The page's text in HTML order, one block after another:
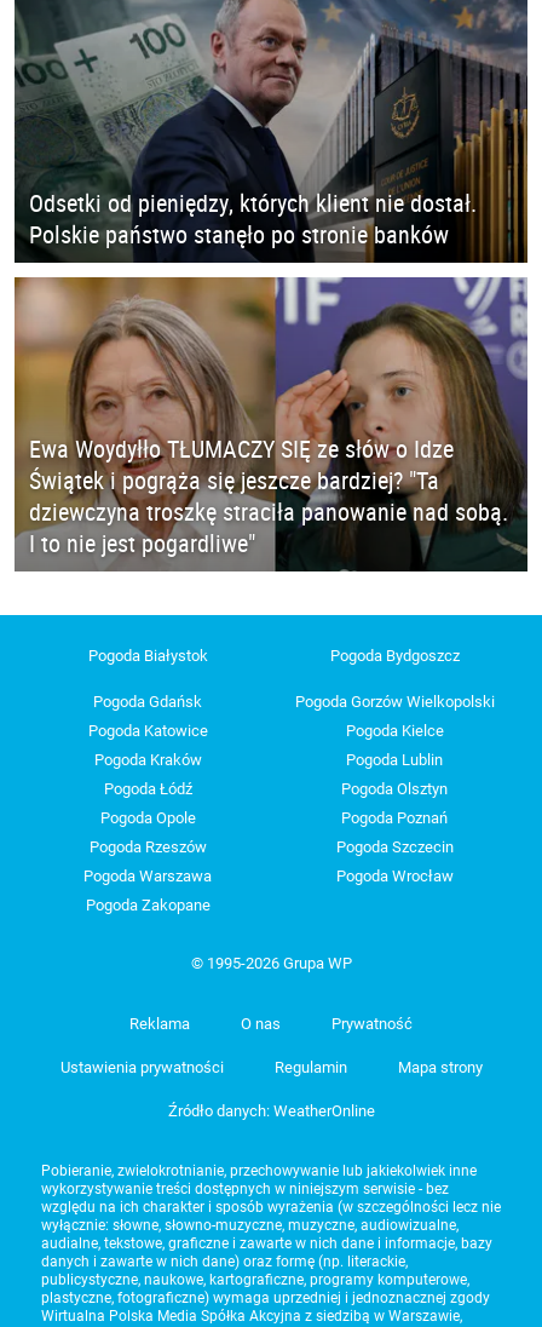
Odsetki od pieniędzy, których klient nie dostał.
Polskie państwo stanęło po stronie banków
Ewa Woydyłło TŁUMACZY SIĘ ze słów o Idze
Świątek i pogrąża się jeszcze bardziej? "Ta
dziewczyna troszkę straciła panowanie nad sobą.
I to nie jest pogardliwe"
Pogoda Białystok Pogoda Bydgoszcz
Pogoda Gdańsk
Pogoda Gorzów Wielkopolski
Pogoda Katowice
Pogoda Kielce
Pogoda Kraków
Pogoda Lublin
Pogoda Łódź
Pogoda Olsztyn
Pogoda Opole
Pogoda Poznań
Pogoda Rzeszów
Pogoda Szczecin
Pogoda Warszawa
Pogoda Wrocław
Pogoda Zakopane
© 1995-2026 Grupa WP
Reklama O nas Prywatność
Ustawienia prywatności Regulamin Mapa strony
Źródło danych: WeatherOnline
Pobieranie, zwielokrotnianie, przechowywanie lub jakiekolwiek inne
wykorzystywanie treści dostępnych w niniejszym serwisie - bez
względu na ich charakter i sposób wyrażenia (w szczególności lecz nie
wyłącznie: słowne, słowno-muzyczne, muzyczne, audiowizualne,
audialne, tekstowe, graficzne i zawarte w nich dane i informacje, bazy
danych i zawarte w nich dane) oraz formę (np. literackie,
publicystyczne, naukowe, kartograficzne, programy komputerowe,
plastyczne, fotograficzne) wymaga uprzedniej i jednoznacznej zgody
Wirtualna Polska Media Spółka Akcyjna z siedzibą w Warszawie,